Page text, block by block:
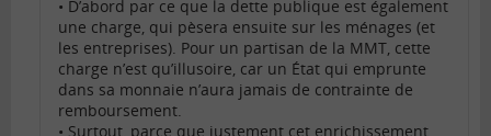
• D’abord par ce que la dette publique est également
une charge, qui pèsera ensuite sur les ménages (et
les entreprises). Pour un partisan de la MMT, cette
charge n’est qu’illusoire, car un État qui emprunte
dans sa monnaie n’aura jamais de contrainte de
remboursement.
• Surtout, parce que justement cet enrichissement